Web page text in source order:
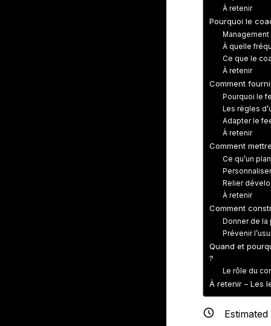
À retenir
Pourquoi le
À quelle
Ce que le
À retenir
Comment
Pourquoi le
Les règles
Adapter le
À retenir
Comment
Ce qu’un
Relier
À retenir
Comment
Donner de
Prévenir
Quand et
?
Le rôle du
À retenir – Les